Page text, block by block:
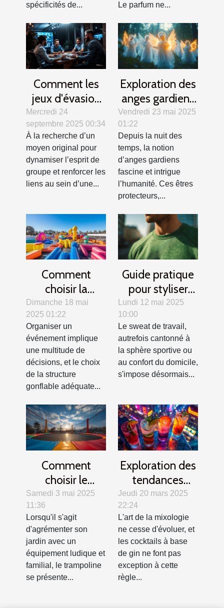
spécificités de...
Le parfum ne...
Comment les
jeux d'évasion
renforcent la
cohésion
d'équipe ?
Mercredi 24
septembre 2025 00:34
À la recherche d’un
moyen original pour
dynamiser l’esprit de
groupe et renforcer les
liens au sein d’une...
Exploration des
anges gardiens
dans différentes
cultures et
traditions
Vendredi 23 mai 2025
01:22
Depuis la nuit des
temps, la notion
d’anges gardiens
fascine et intrigue
l’humanité. Ces êtres
protecteurs,...
Comment
choisir la
structure
gonflable idéale
pour votre
événement
Dimanche 18 mai
2025 01:22
Organiser un
événement implique
une multitude de
décisions, et le choix
de la structure
gonflable adéquate...
Guide pratique
pour styliser
votre sweat de
travail en toutes
saisons
Lundi 12 mai 2025
10:00
Le sweat de travail,
autrefois cantonné à
la sphère sportive ou
au confort du domicile,
s'impose désormais...
Comment
choisir le
trampoline idéal
pour votre jardin
?
Samedi 3 mai 2025
11:36
Lorsqu'il s'agit
d'agrémenter son
jardin avec un
équipement ludique et
familial, le trampoline
se présente...
Exploration des
tendances
modernes des
cocktails au gin
Jeudi 20 mars 2025
22:24
L'art de la mixologie
ne cesse d'évoluer, et
les cocktails à base
de gin ne font pas
exception à cette
règle...